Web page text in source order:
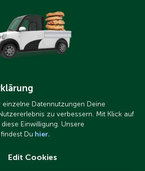
Datennutzungen Deine
zu verbessern. Mit Klick auf
Einwilligung. Unsere
Du hier.
Edit Cookies